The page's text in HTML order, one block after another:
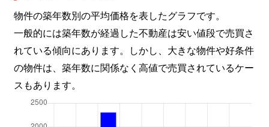
物件の築年数別の平均価格を表したグラフです。
一般的には築年数が経過した不動産は安い値段で売買さ
れている傾向にあります。しかし、大きな物件や好条件
の物件は、築年数に関係なく高値で売買されているケー
スもあります。